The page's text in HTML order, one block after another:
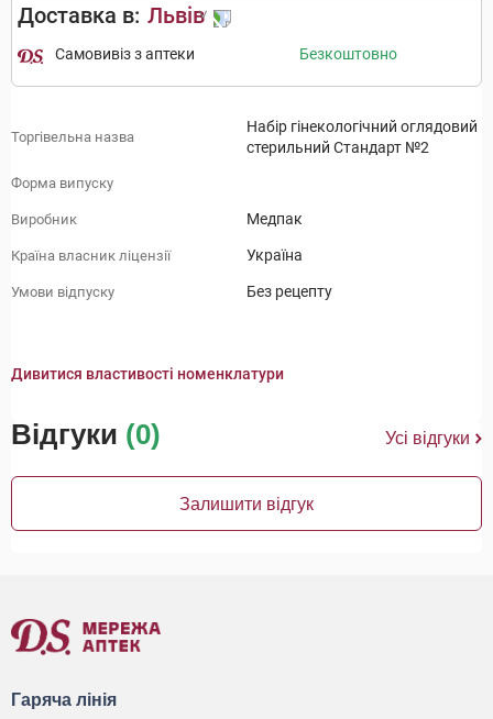
Доставка в: Львів
Самовивіз з аптеки Безкоштовно
Торгівельна назва
Набір гінекологічний оглядовий
стерильний Стандарт №2
Форма випуску
Виробник Медпак
Країна власник ліцензії Україна
Умови відпуску Без рецепту
Дивитися властивості номенклатури
Відгуки (0) Усі відгуки
Залишити відгук
Гаряча лінія